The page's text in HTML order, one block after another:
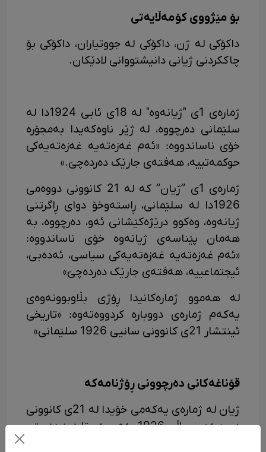
بۆ مێژووی کۆمەڵایەتی
داکۆکی لە ژن، داکۆکی لە جووتیاران، داکۆکی بۆ
چاککردنی ژیانی دانیشتووانی لادێکان.
ژمارەی 1ی "ژیانەوە" لە 18ی ئابی 1924دا لە
سلێمانی دەرچووە، لە ژێر ناوەکەیدا بەمجۆرە
خۆی ناساندووە: «ئەم غەزەتەیە غەزەتەیەکی
حوکمەتییە، هەفتەی جارێک دەردەچێ.»
ژمارەی 1ی ”ژیان” کە لە 21 کانوونی دووەمی
1926دا لە سلێمانی، ڕاستەوخۆ دوای ڕاگرتنی
ژیانەوە، وەکوو درێژەکێشانی ئەو، دەرچووە، بە
هەمان پێناسەی ژیانەوە خۆی ناساندووە:
«ئەم غەزەتەیە غەزەتەیەکی سیاسی، ئەدەبی،
ئیجتماعییە، هەفتەی جارێک دەردەچێ»
لە هەموو ژمارەکانیدا ڕۆژی بڵاوبوونەوەی
یەکەم ژمارەی دووبارە کردووەتەوە: «تاریخی
ئینتشار 21ی کانوونی سانیی 1926 سلێمانی»
قۆناغەکانی دەرچوونی ڕۆژنامەکە
ژیان لە ژمارەی یەکەمی خۆیدا لە 21ی کانوونی
دووهەمی ساڵی 1926 بەم سەروتارەوە دەستی